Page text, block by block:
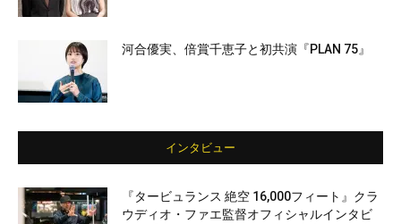
河合優実、倍賞千恵子と初共演『PLAN 75』
インタビュー
『タービュランス 絶空 16,000フィート』クラ
ウディオ・ファエ監督オフィシャルインタビ